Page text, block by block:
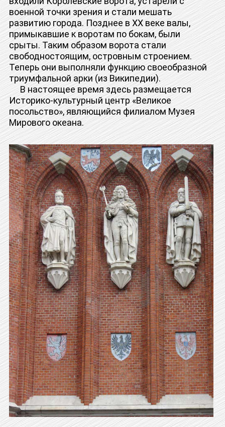
военной точки зрения и стали мешать
развитию города. Позднее в XX веке валы,
примыкавшие к воротам по бокам, были
срыты. Таким образом ворота стали
свободностоящим, островным строением.
Теперь они выполняли функцию своеобразной
триумфальной арки (из Википедии).
В настоящее время здесь размещается
Историко-культурный центр «Великое
посольство», являющийся филиалом Музея
Мирового океана.